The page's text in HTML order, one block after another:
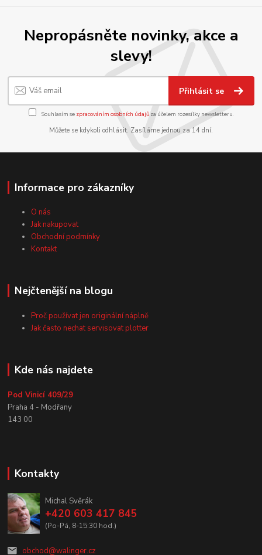
Nepropásněte novinky, akce a
slevy!
Přihlásit se
Souhlasím se zpracováním osobních údajůza účelem rozesílky newsletteru.
Můžete se kdykoli odhlásit. Zasíláme jednou za 14 dní.
Informace pro zákazníky
O nás
Jak nakupovat
Obchodní podmínky
Kontakt
Nejčtenější na blogu
Proč používat jen originální náplně
Jak často nechat servisovat plotter
Kde nás najdete
Pod Vinicí 409/29
Praha 4 - Modřany
143 00
Kontakty
Michal Svěrák
+420 603 417 845
(Po-Pá, 8-15:30 hod.)
obchod@walinger.cz